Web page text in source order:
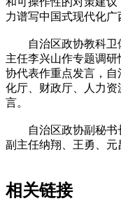
力谱写中国式现代化广
自治区政协教科卫
主任李兴山作专题调
协代表作重点发言，
化厅、财政厅、人力
言。
自治区政协副秘书
副主任纳翔、王勇、
相关链接